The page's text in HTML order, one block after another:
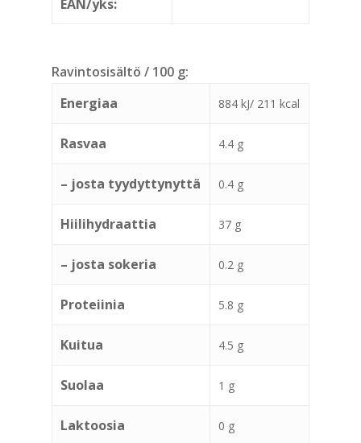
EAN/yks:
Ravintosisältö / 100 g:
Energiaa
884 kJ/ 211 kcal
Rasvaa 4.4 g
– josta tyydyttynyttä 0.4 g
Hiilihydraattia 37 g
– josta sokeria 0.2 g
Proteiinia 5.8 g
Kuitua 4.5 g
Suolaa 1 g
Laktoosia 0 g